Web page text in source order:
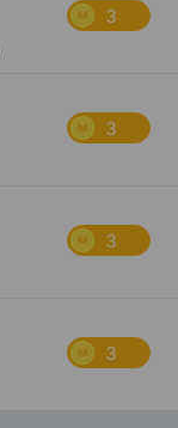
3
3
3
3